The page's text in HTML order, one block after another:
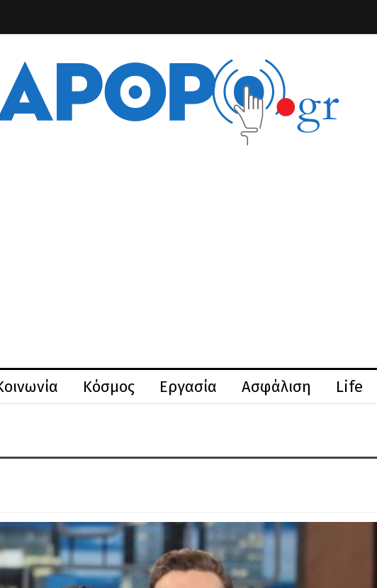
Κόσμος Εργασία Ασφάλιση Life